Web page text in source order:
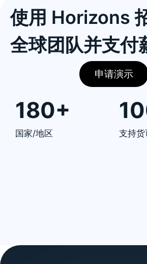
使用 Horizons
全球团队并支付
申请演示
180+
国家/地区 支持货